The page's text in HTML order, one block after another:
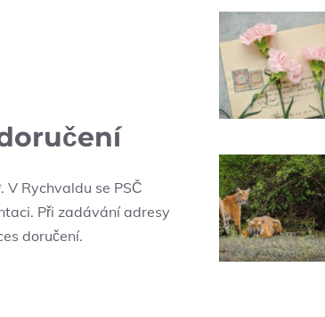
Rychvaldu se PSČ
Při zadávání adresy
doručení.